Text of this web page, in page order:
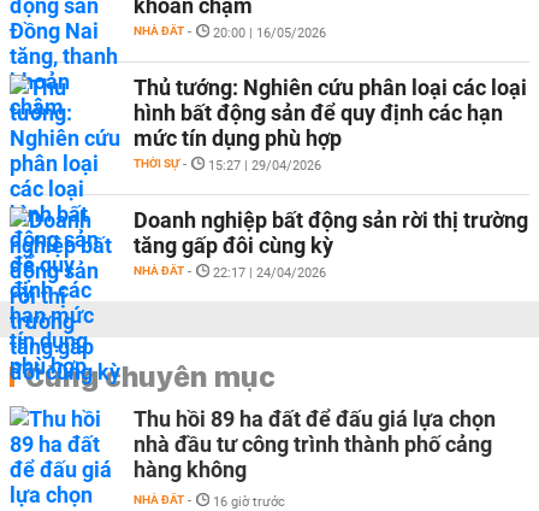
khoản chậm
NHÀ ĐẤT - 20:00 | 16/05/2026
Thủ tướng: Nghiên cứu phân loại các loại
hình bất động sản để quy định các hạn
mức tín dụng phù hợp
THỜI SỰ - 15:27 | 29/04/2026
Doanh nghiệp bất động sản rời thị trường
tăng gấp đôi cùng kỳ
NHÀ ĐẤT - 22:17 | 24/04/2026
Cùng chuyên mục
Thu hồi 89 ha đất để đấu giá lựa chọn
nhà đầu tư công trình thành phố cảng
hàng không
NHÀ ĐẤT - 16 giờ trước